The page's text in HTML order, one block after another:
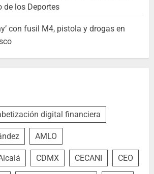
de los Deportes
con fusil M4, pistola y drogas en
digital financiera
AMLO
CDMX CECANI CEO